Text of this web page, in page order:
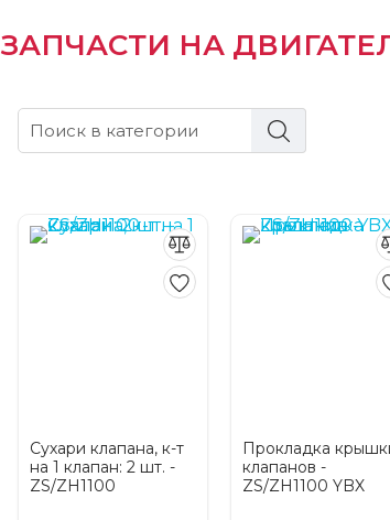
ЗАПЧАСТИ НА
Сухари клапана, к-т
на 1 клапан: 2 шт. -
ZS/ZH1100
Прокладка
клапанов -
ZS/ZH1100 YBX